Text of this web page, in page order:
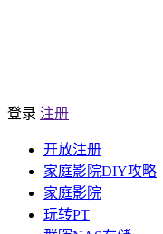
登录 注册
开放注册
家庭影院DIY攻略
家庭影院
玩转PT